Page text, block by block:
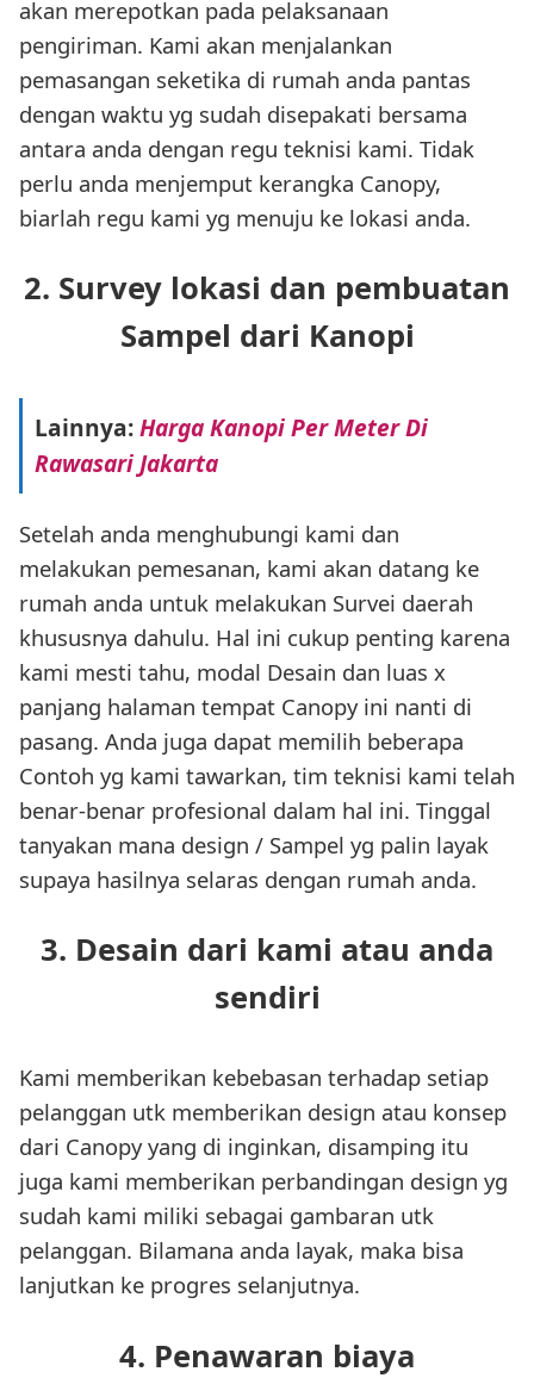
akan merepotkan pada pelaksanaan
pengiriman. Kami akan menjalankan
pemasangan seketika di rumah anda pantas
dengan waktu yg sudah disepakati bersama
antara anda dengan regu teknisi kami. Tidak
perlu anda menjemput kerangka Canopy,
biarlah regu kami yg menuju ke lokasi anda.
2. Survey lokasi dan pembuatan
Sampel dari Kanopi
Lainnya:Harga Kanopi Per Meter Di
Rawasari Jakarta
Setelah anda menghubungi kami dan
melakukan pemesanan, kami akan datang ke
rumah anda untuk melakukan Survei daerah
khususnya dahulu. Hal ini cukup penting karena
kami mesti tahu, modal Desain dan luas x
panjang halaman tempat Canopy ini nanti di
pasang. Anda juga dapat memilih beberapa
Contoh yg kami tawarkan, tim teknisi kami telah
benar-benar profesional dalam hal ini. Tinggal
tanyakan mana design / Sampel yg palin layak
supaya hasilnya selaras dengan rumah anda.
3. Desain dari kami atau anda
sendiri
Kami memberikan kebebasan terhadap setiap
pelanggan utk memberikan design atau konsep
dari Canopy yang di inginkan, disamping itu
juga kami memberikan perbandingan design yg
sudah kami miliki sebagai gambaran utk
pelanggan. Bilamana anda layak, maka bisa
lanjutkan ke progres selanjutnya.
4. Penawaran biaya